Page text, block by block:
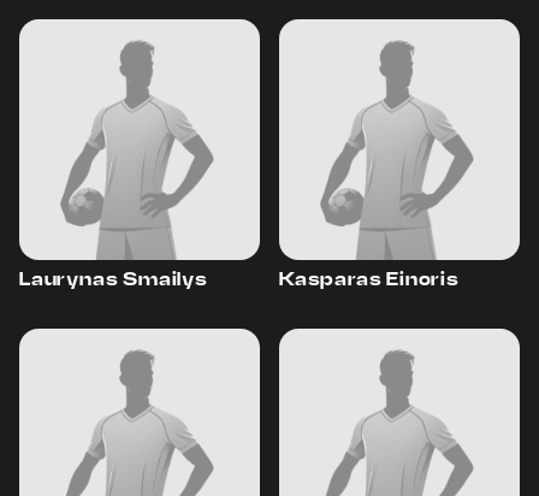
Laurynas Smailys Kasparas Einoris